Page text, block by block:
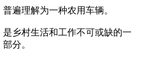
普遍理解为一种农用车辆。
是乡村生活和工作不可或缺的一
部分。